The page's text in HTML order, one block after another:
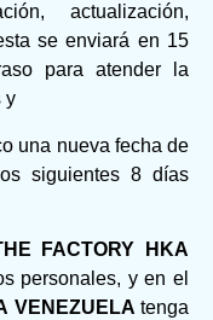
actualización,
se enviará en 15
para atender la
y
una nueva fecha de
siguientes 8 días
FACTORY HKA
personales, y en el
VENEZUELAtenga